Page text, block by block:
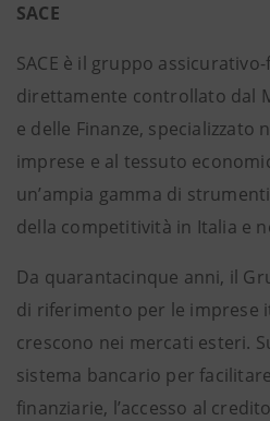
SACE
SACE è il gruppo
direttamente controllato dal
e delle Finanze, specializzato
imprese e al tessuto
un’ampia gamma di
della competitività in Italia e
Da quarantacinque anni, il
di riferimento per le imprese
crescono nei mercati esteri.
sistema bancario per
finanziarie, l’accesso al